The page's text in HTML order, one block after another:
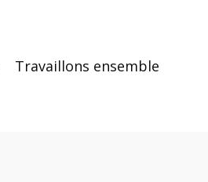
Travaillons ensemble